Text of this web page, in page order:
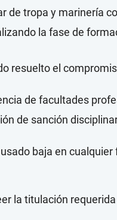
de tropa y marinería
la fase de
resuelto el
de facultades
de sanción
baja en
la titulación